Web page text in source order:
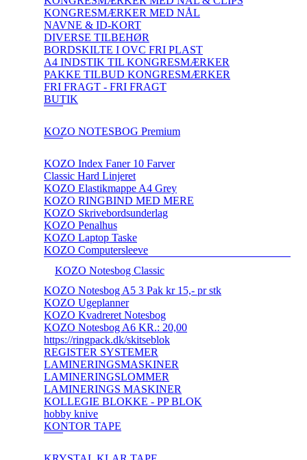
KONGRESMÆRKER MED NÅL
NAVNE & ID-KORT
DIVERSE TILBEHØR
BORDSKILTE I OVC FRI PLAST
A4 INDSTIK TIL KONGRESMÆRKER
PAKKE TILBUD KONGRESMÆRKER
FRI FRAGT - FRI FRAGT
BUTIK
KOZO NOTESBOG Premium
KOZO Index Faner 10 Farver
Classic Hard Linjeret
KOZO Elastikmappe A4 Grey
KOZO RINGBIND MED MERE
KOZO Skrivebordsunderlag
KOZO Penalhus
KOZO Laptop Taske
KOZO Computersleeve
KOZO Notesbog Classic
KOZO Notesbog A5 3 Pak kr 15,- pr stk
KOZO Ugeplanner
KOZO Kvadreret Notesbog
KOZO Notesbog A6 KR.: 20,00
https://ringpack.dk/skitseblok
REGISTER SYSTEMER
LAMINERINGSMASKINER
LAMINERINGSLOMMER
LAMINERINGS MASKINER
KOLLEGIE BLOKKE - PP BLOK
hobby knive
KONTOR TAPE